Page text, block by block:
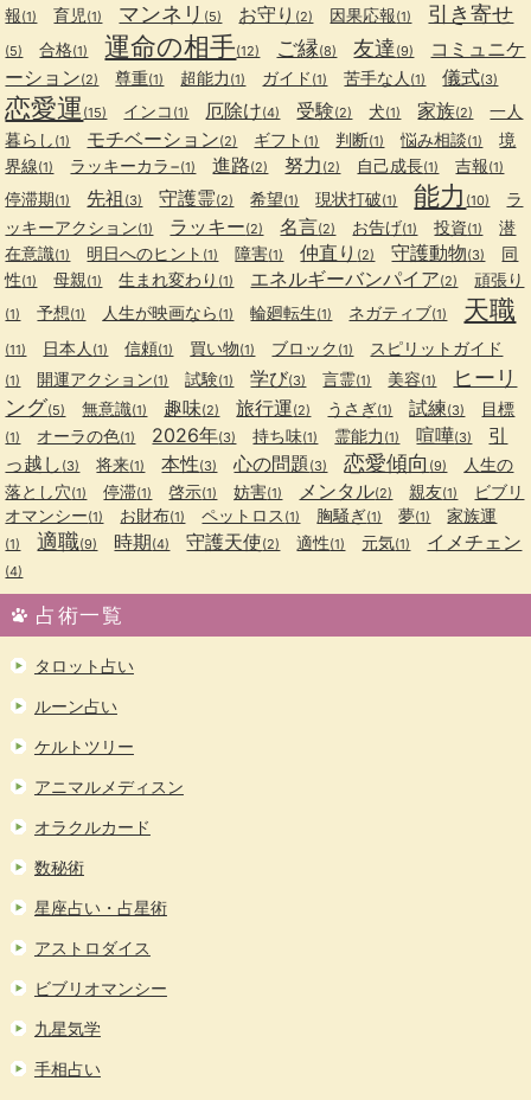
報(1) 育児 (1) マンネリ (5) お守り (2) 因果応報(1) 引き寄せ
(5) 合格(1) 運命の相手(12) ご縁(8) 友達 (9)
コミュニケ
ーション(2) 尊重(1) 超能力 (1) ガイド (1) 苦手な人 (1) 儀式(3)
恋愛運 (15) インコ (1) 厄除け(4) 受験(2) 犬(1) 家族(2)
一人
暮らし (1) モチベーション(2) ギフト (1) 判断(1) 悩み相談(1)
境
界線(1) ラッキーカラ−(1) 進路(2) 努力 (2) 自己成長(1) 吉報(1)
停滞期(1) 先祖 (3) 守護霊(2) 希望(1) 現状打破(1) 能力 (10)
ラ
ッキーアクション(1) ラッキー(2) 名言(2) お告げ(1) 投資(1)
潜
在意識(1) 明日へのヒント (1) 障害(1) 仲直り (2) 守護動物(3)
同
性(1) 母親(1) 生まれ変わり (1) エネルギーバンパイア(2) 頑張り
(1) 予想(1) 人生が映画なら (1) 輪廻転生(1) ネガティブ(1) 天職
(11) 日本人 (1) 信頼(1) 買い物(1) ブロック (1) スピリットガイド
(1) 開運アクション(1) 試験(1) 学び(3) 言霊(1) 美容(1)
ヒーリ
ング(5) 無意識(1) 趣味(2) 旅行運(2) うさぎ(1) 試練(3) 目標
(1) オーラの色(1) 2026年(3) 持ち味(1) 霊能力 (1) 喧嘩(3)
引
っ越し (3) 将来(1) 本性(3) 心の問題(3) 恋愛傾向 (9)
人生の
落とし穴(1) 停滞(1) 啓示(1) 妨害(1) メンタル(2) 親友(1)
ビブリ
オマンシー(1) お財布(1) ペットロス (1) 胸騒ぎ(1) 夢(1) 家族運
(1) 適職(9) 時期(4) 守護天使(2) 適性(1) 元気(1) イメチェン
(4)
占術一覧
タロット占い
ルーン占い
ケルトツリー
アニマルメディスン
オラクルカード
数秘術
星座占い・占星術
アストロダイス
ビブリオマンシー
九星気学
手相占い